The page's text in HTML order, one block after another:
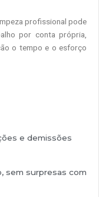
profissional pode
por conta própria,
o tempo e o esforço
e demissões
sem surpresas com